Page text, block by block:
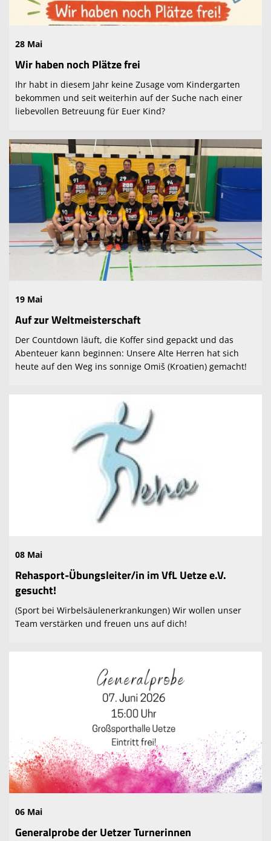
28 Mai
Wir haben noch Plätze frei
Ihr habt in diesem Jahr keine Zusage vom Kindergarten
bekommen und seit weiterhin auf der Suche nach einer
liebevollen Betreuung für Euer Kind?
19 Mai
Auf zur Weltmeisterschaft
Der Countdown läuft, die Koffer sind gepackt und das
Abenteuer kann beginnen: Unsere Alte Herren hat sich
heute auf den Weg ins sonnige Omiš (Kroatien) gemacht!
08 Mai
Rehasport-Übungsleiter/in im VfL Uetze e.V.
gesucht!
(Sport bei Wirbelsäulenerkrankungen) Wir wollen unser
Team verstärken und freuen uns auf dich!
06 Mai
Generalprobe der Uetzer Turnerinnen